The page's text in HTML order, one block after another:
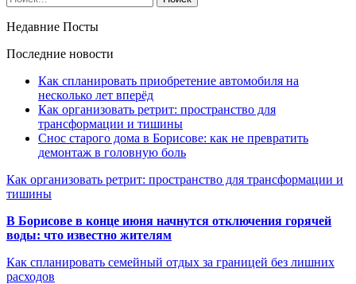
Недавние Посты
Последние новости
Как спланировать приобретение автомобиля на
несколько лет вперёд
Как организовать ретрит: пространство для
трансформации и тишины
Снос старого дома в Борисове: как не превратить
демонтаж в головную боль
Как организовать ретрит: пространство для трансформации и
тишины
В Борисове в конце июня начнутся отключения горячей
воды: что известно жителям
Как спланировать семейный отдых за границей без лишних
расходов